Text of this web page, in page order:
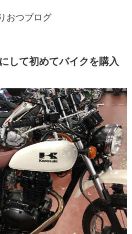
おつブログ
して初めてバイクを購入